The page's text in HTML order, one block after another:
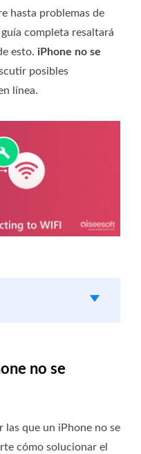
hasta problemas de
completa resaltará
esto. iPhone no se
posibles
línea.
no se
las que un iPhone no se
cómo solucionar el